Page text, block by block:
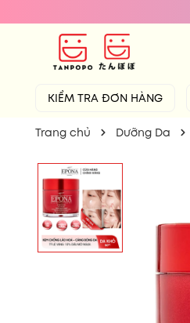
KIỂM TRA ĐƠN HÀNG
Trang chủ Dưỡng Da